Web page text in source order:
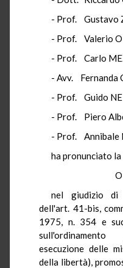
- Prof. Gustavo
- Prof. Valerio
- Prof. Carlo
- Avv. Fernanda
- Prof. Guido
- Prof. Piero
- Prof. Annibale
ha pronunciato
nel giudizio di
dell'art. 41-bis,
1975, n. 354 e
esecuzione delle
della libertà),